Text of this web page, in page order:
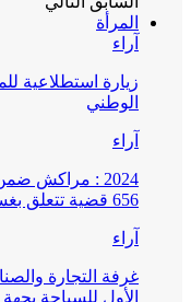
المرأة
آراء
زيارة استطلاعية
الوطني
آراء
2024 : مراكش
656 قضية تتعلق بغسيل الأموال
آراء
غرفة التجارة
الأول للسياحة